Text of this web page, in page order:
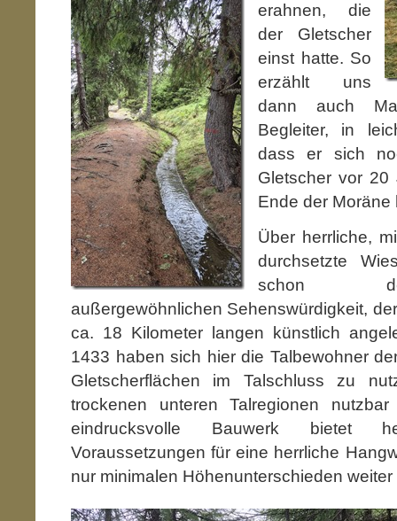
erahnen, die
der Gletscher
einst hatte. So
erzählt uns
dann auch
Begleiter, in
dass er sich
Gletscher vor
Ende der Moräne
Über herrliche,
durchsetzte
schon
außergewöhnlichen Sehenswürdigkeit,
ca. 18 Kilometer langen künstlich
1433 haben sich hier die Talbewohner
Gletscherflächen im Talschluss zu
trockenen unteren Talregionen
eindrucksvolle Bauwerk bietet
Voraussetzungen für eine herrliche
nur minimalen Höhenunterschieden